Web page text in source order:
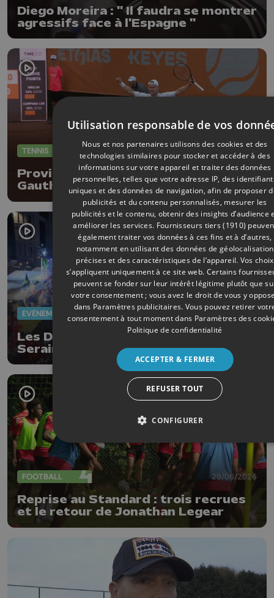
Diego Moreira : " Il faudra se montrer
agressifs face à l'Espagne "
TENNIS
Province Open : entrée réussi pour
Gauthier Onclin !
EVÈNEMENTS
Les Diables Rouges font vibrer
Seraing en pleine nuit
FOOTBALL 29/06/2026
Reprise au Standard : trois recrues
et le retour de Jonathan Legear
Utilisation responsable de vos
Nous et nos partenaires utilisons des cookies et des
technologies similaires pour stocker et accéder à des
informations sur votre appareil et traiter des données
personnelles, telles que votre adresse IP, des
uniques et des données de navigation, afin de proposer
publicités et du contenu personnalisés, mesurer les
publicités et le contenu, obtenir des insights d’audience
améliorer les services. Fournisseurs tiers (1910)
également traiter vos données à ces fins et à d’autres,
notamment en utilisant des données de géolocalisation
précises et des caractéristiques de l’appareil. Vos choix
s’appliquent uniquement à ce site web. Certains
peuvent se fonder sur leur intérêt légitime plutôt que
votre consentement ; vous avez le droit de vous y
dans Paramètres publicitaires. Vous pouvez retirer
consentement à tout moment dans Paramètres des
Politique de confidentialité
ACCEPTER & FERMER
REFUSER TOUT
CONFIGURER